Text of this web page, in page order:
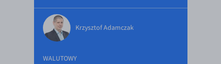
Krzysztof Adamczak
WALUTOWY